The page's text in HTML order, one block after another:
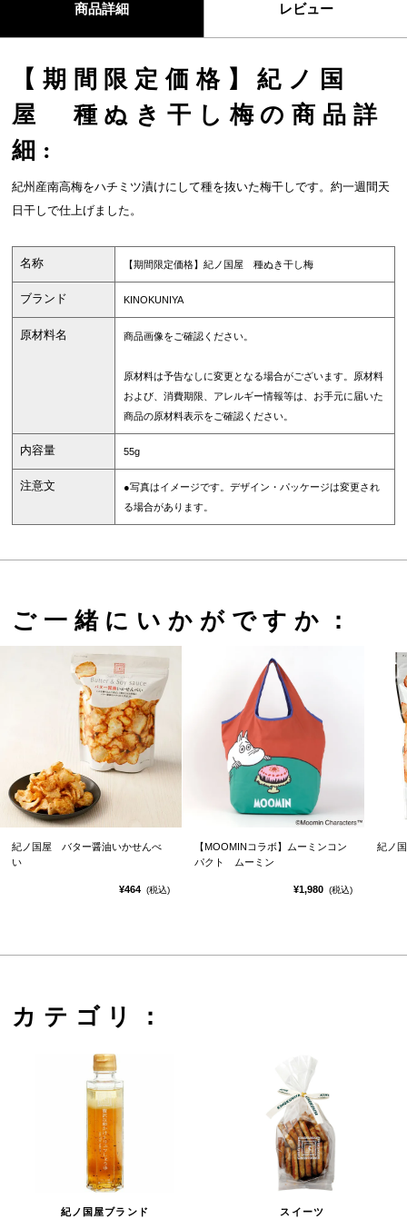
商品詳細 レビュー
【期間限定価格】紀ノ国
屋 種ぬき干し梅の商品詳
細:
紀州産南高梅をハチミツ漬けにして種を抜いた梅干しです。約一週間天
日干しで仕上げました。
名称 【期間限定価格】紀ノ国屋 種ぬき干し梅
ブランド KINOKUNIYA
原材料名 商品画像をご確認ください。
原材料は予告なしに変更となる場合がございます。原材料
および、消費期限、アレルギー情報等は、お手元に届いた
商品の原材料表示をご確認ください。
内容量 55g
注意文
●写真はイメージです。デザイン・パッケージは変更され
る場合があります。
ご一緒にいかがですか：
紀ノ国屋 バター醤油いかせんべ
い
¥464 (税込)
【MOOMINコラボ】ムーミンコン
パクト ムーミン
¥1,980 (税込)
紀ノ
カテゴリ：
紀ノ国屋ブランド スイーツ